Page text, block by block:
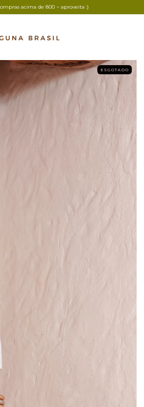
acima de 800 ~ aproveita :)
ESGOTADO